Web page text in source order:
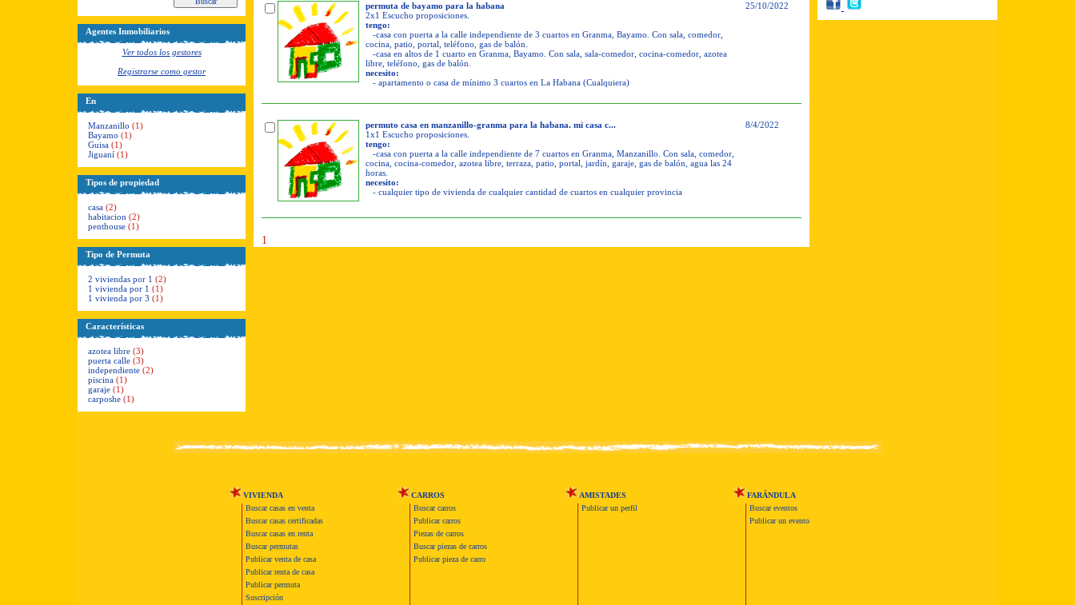
Agentes Inmobiliarios
Ver todos los gestores
Registrarse como gestor
En
Manzanillo (1)
Bayamo (1)
Guisa (1)
Jiguaní (1)
Tipos de propiedad
casa (2)
habitacion (2)
penthouse (1)
Tipo de Permuta
2 viviendas por 1 (2)
1 vivienda por 1 (1)
1 vivienda por 3 (1)
Características
azotea libre (3)
puerta calle (3)
independiente (2)
piscina (1)
garaje (1)
carposhe (1)
permuta de bayamo para la habana
2x1 Escucho proposiciones.
tengo:
-casa con puerta a la calle independiente de 3 cuartos en Granma, Bayamo. Con sala, comedor,
cocina, patio, portal, teléfono, gas de balón.
-casa en altos de 1 cuarto en Granma, Bayamo. Con sala, sala-comedor, cocina-comedor, azotea
libre, teléfono, gas de balón.
necesito:
- apartamento o casa de mínimo 3 cuartos en La Habana (Cualquiera)
25/10/2022
permuto casa en manzanillo-granma para la habana. mi casa c...
1x1 Escucho proposiciones.
tengo:
-casa con puerta a la calle independiente de 7 cuartos en Granma, Manzanillo. Con sala, comedor,
cocina, cocina-comedor, azotea libre, terraza, patio, portal, jardín, garaje, gas de balón, agua las 24
horas.
necesito:
- cualquier tipo de vivienda de cualquier cantidad de cuartos en cualquier provincia
8/4/2022
1
VIVIENDA
Buscar casas en venta
Buscar casas certificadas
Buscar casas en renta
Buscar permutas
Publicar venta de casa
Publicar renta de casa
Publicar permuta
Suscripción
CARROS
Buscar carros
Publicar carros
Piezas de carros
Buscar piezas de carros
Publicar pieza de carro
AMISTADES
Publicar un perfil
FARÁNDULA
Buscar eventos
Publicar un evento